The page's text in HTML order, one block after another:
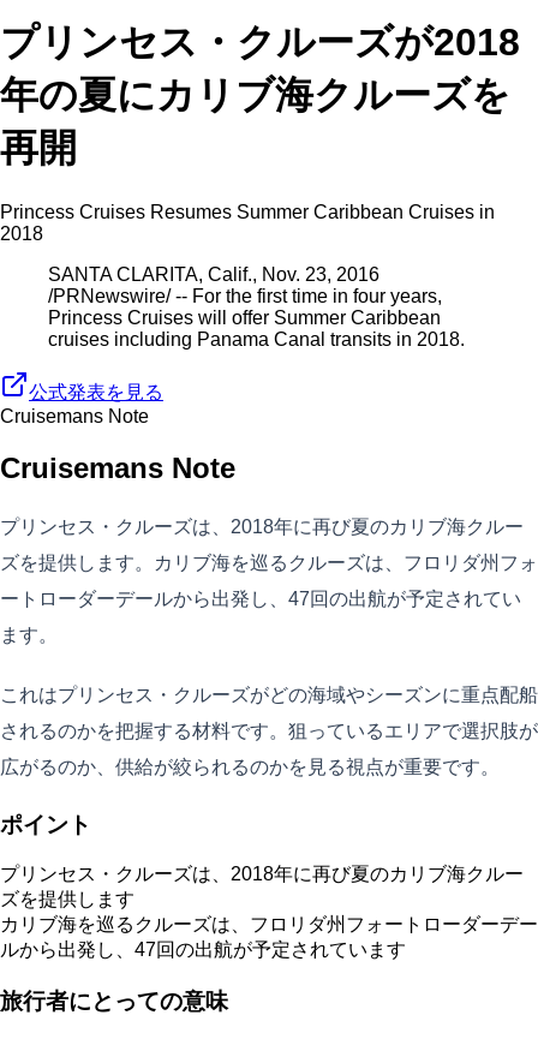
プリンセス・クルーズが2018
年の夏にカリブ海クルーズを
再開
Princess Cruises Resumes Summer Caribbean Cruises in
2018
SANTA CLARITA, Calif., Nov. 23, 2016
/PRNewswire/ -- For the first time in four years,
Princess Cruises will offer Summer Caribbean
cruises including Panama Canal transits in 2018.
公式発表を見る
Cruisemans Note
Cruisemans Note
プリンセス・クルーズは、2018年に再び夏のカリブ海クルー
ズを提供します。カリブ海を巡るクルーズは、フロリダ州フォ
ートローダーデールから出発し、47回の出航が予定されてい
ます。
これはプリンセス・クルーズがどの海域やシーズンに重点配船
されるのかを把握する材料です。狙っているエリアで選択肢が
広がるのか、供給が絞られるのかを見る視点が重要です。
ポイント
プリンセス・クルーズは、2018年に再び夏のカリブ海クルー
ズを提供します
カリブ海を巡るクルーズは、フロリダ州フォートローダーデー
ルから出発し、47回の出航が予定されています
旅行者にとっての意味